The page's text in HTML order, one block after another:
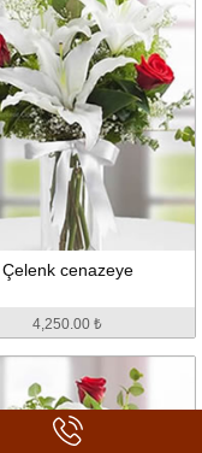
Çelenk cenazeye
4,250.00 ₺